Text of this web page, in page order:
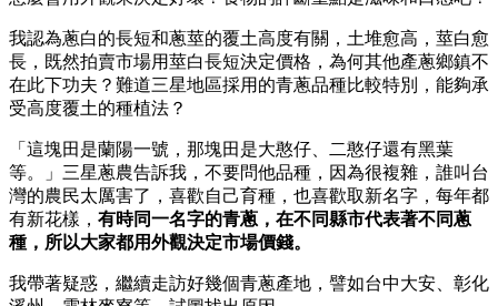
我認為蔥白的長短和蔥莖的覆土高度有關，土堆愈高，莖白愈
長，既然拍賣市場用莖白長短決定價格，為何其他產蔥鄉鎮不
在此下功夫？難道三星地區採用的青蔥品種比較特別，能夠承
受高度覆土的種植法？
「這塊田是蘭陽一號，那塊田是大憨仔、二憨仔還有黑葉
等。」三星蔥農告訴我，不要問他品種，因為很複雜，誰叫台
灣的農民太厲害了，喜歡自己育種，也喜歡取新名字，每年都
有新花樣， 有時同一名字的青蔥，在不同縣市代表著不同蔥
種，所以大家都用外觀決定市場價錢。
我帶著疑惑，繼續走訪好幾個青蔥產地，譬如台中大安、彰化